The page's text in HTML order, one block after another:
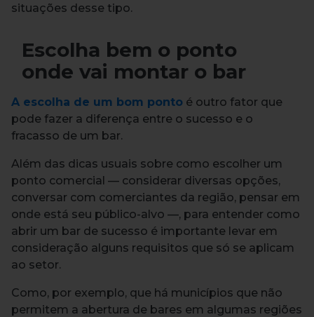
situações desse tipo.
Escolha bem o ponto
onde vai montar o bar
A escolha de um bom ponto é outro fator que
pode fazer a diferença entre o sucesso e o
fracasso de um bar.
Além das dicas usuais sobre como escolher um
ponto comercial — considerar diversas opções,
conversar com comerciantes da região, pensar em
onde está seu público-alvo —, para entender como
abrir um bar de sucesso é importante levar em
consideração alguns requisitos que só se aplicam
ao setor.
Como, por exemplo, que há municípios que não
permitem a abertura de bares em algumas regiões